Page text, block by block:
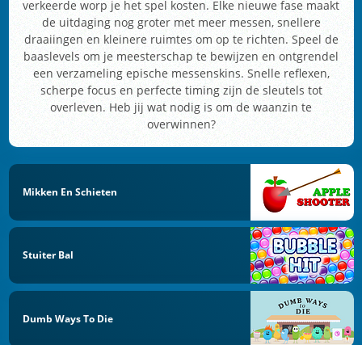
verkeerde worp je het spel kosten. Elke nieuwe fase maakt
de uitdaging nog groter met meer messen, snellere
draaiingen en kleinere ruimtes om op te richten. Speel de
baaslevels om je meesterschap te bewijzen en ontgrendel
een verzameling epische messenskins. Snelle reflexen,
scherpe focus en perfecte timing zijn de sleutels tot
overleven. Heb jij wat nodig is om de waanzin te
overwinnen?
Mikken En Schieten
Stuiter Bal
Dumb Ways To Die